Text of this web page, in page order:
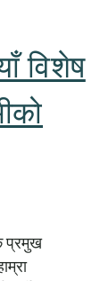
विशेष
प्रमुख